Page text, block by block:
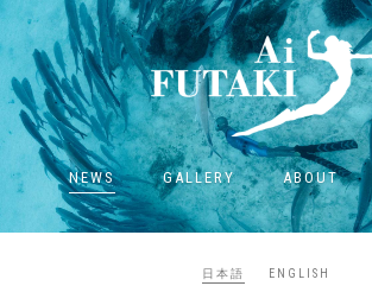
NEWS GALLERY ABOUT
日本語 ENGLISH